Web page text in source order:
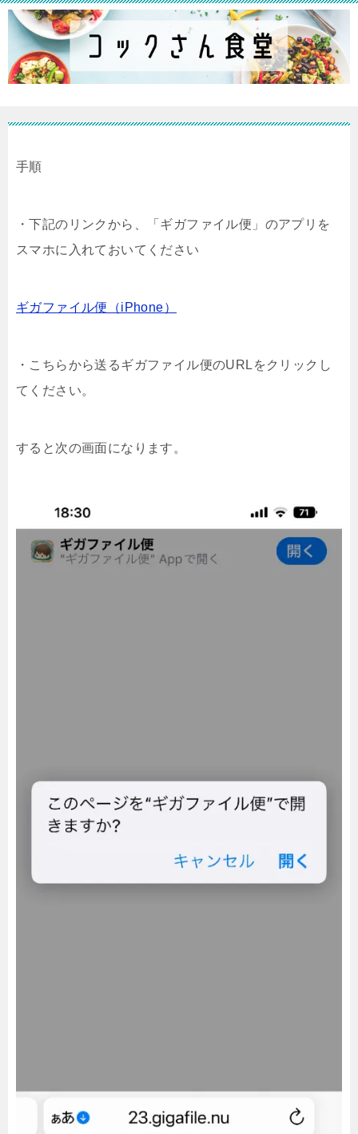
手順
・下記のリンクから、「ギガファイル便」のアプリを
スマホに入れておいてください
ギガファイル便（iPhone）
・こちらから送るギガファイル便のURLをクリックし
てください。
すると次の画面になります。